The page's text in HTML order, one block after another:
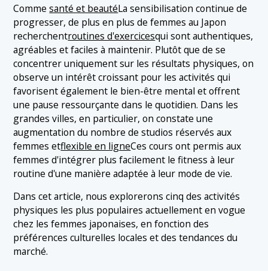
populaires chez les femmes japonaises
＋
1.1 1. Yoga
1.2 2. Pilates
1.3 3. Fitness basé sur la danse
1.4 4. Boxercise
1.5 5. Fitness en ligne
2. Conclusion
Commesanté et beautéLa sensibilisation continue de
progresser, de plus en plus de femmes au Japon
recherchentroutines d'exercicesqui sont authentiques,
agréables et faciles à maintenir. Plutôt que de se
concentrer uniquement sur les résultats physiques, on
observe un intérêt croissant pour les activités qui
favorisent également le bien-être mental et offrent
une pause ressourçante dans le quotidien. Dans les
grandes villes, en particulier, on constate une
augmentation du nombre de studios réservés aux
femmes etflexible en ligneCes cours ont permis aux
femmes d'intégrer plus facilement le fitness à leur
routine d'une manière adaptée à leur mode de vie.
Dans cet article, nous explorerons cinq des activités
physiques les plus populaires actuellement en vogue
chez les femmes japonaises, en fonction des
préférences culturelles locales et des tendances du
marché.